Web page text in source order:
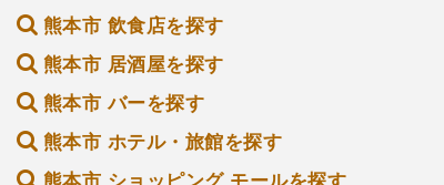
熊本市 飲食店を探す
熊本市 居酒屋を探す
熊本市 バーを探す
熊本市 ホテル・旅館を探す